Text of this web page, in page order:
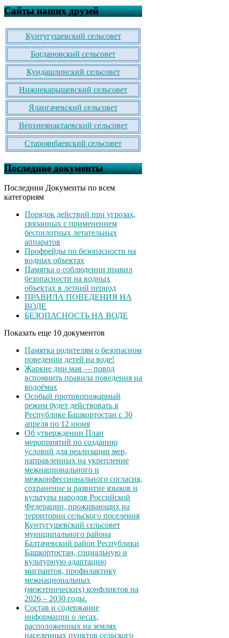
Сайты наших друзей
Кунтугушевский сельсовет
Богдановский сельсовет
Кундашлинский сельсовет
Нижнекарышевский сельсовет
Ялангачевский сельсовет
Верхнеянактаевский сельсовет
Староянбаевский сельсовет
Последние документы
Последнии Документы по всем
категориям
Порядок действий при угрозах,
связанных с применением
беспилотных летательных
аппаратов
Профрейды по безопасности на
водных объектах
Памятка о соблюдении правил
безопасности на водных
объектах в летний период
ПРАВИЛА ПОВЕДЕНИЯ НА
ВОДЕ
БЕЗОПАСНОСТЬ НА ВОДЕ
Показать еще 10 документов
Памятка родителям о безопасном
поведении детей на воде!
Жаркие дни мая — повод
вспомнить правила поведения на
водоёмах
Особый противопожарный
режим будет действовать в
Республике Башкортостан с 30
апреля по 12 июня
Об утверждении План
мероприятий по созданию
условий для реализации мер,
направленных на укрепление
межнационального и
межконфессионального согласия,
сохранение и развитие языков и
культуры народов Российской
Федерации, проживающих на
территории сельского поселения
Кунтугушевский сельсовет
муниципального района
Балтачевский район Республики
Башкортостан, социальную и
культурную адаптацию
мигрантов, профилактику
межнациональных
(межэтнических) конфликтов на
2026 – 2030 годы.
Состав и содержание
информации о лесах,
расположенных на землях
населенных пунктов сельского